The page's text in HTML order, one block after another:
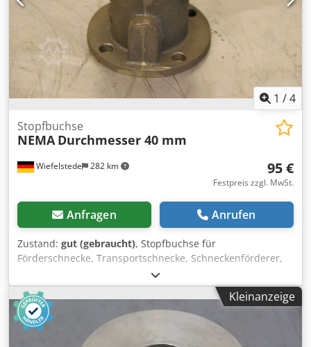
1 /4
Wiefelstede 282 km
Stopfbuchse
NEMA Durchmesser 40 mm
95 €
Festpreis zzgl. MwSt.
Anfragen Anrufen
Zustand: gut (gebraucht), Stopfbuchse für
Förderschnecke, Transportschnecke, Schneckenförderer,
Fördertechnik, Rohrförderschnecke, Trocknungsschnecke,
Kühlschnecke, Kühlrohrschnecke, Heizschnecke,
Heizrohrschnecke, Schnecken-Wämetauscher Dcodpfxecgc
Uze Af Dek -Stopfbuchse: für Ø 40 mm Welle -für:
Stopfbuchsenband -Anzahl: 27x Stopfbuchsen vorhanden -
Kleinanzeige